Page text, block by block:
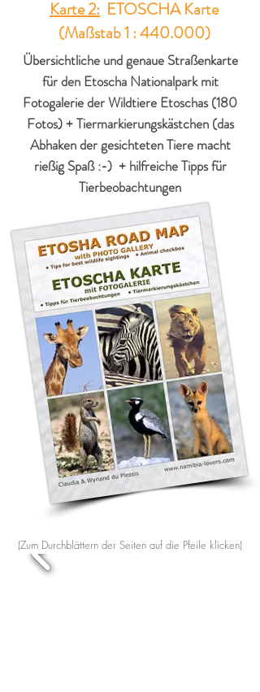
Karte 2: ETOSCHA Karte
(Maßstab 1 : 440.000)
Übersichtliche und genaue Straßenkarte
für den Etoscha Nationalpark mit
Fotogalerie der Wildtiere Etoschas (180
Fotos) + Tiermarkierungskästchen (das
Abhaken der gesichteten Tiere macht
rießig Spaß :-) + hilfreiche Tipps für
Tierbeobachtungen
(Zum Durchblättern der Seiten auf die Pfeile klicken)